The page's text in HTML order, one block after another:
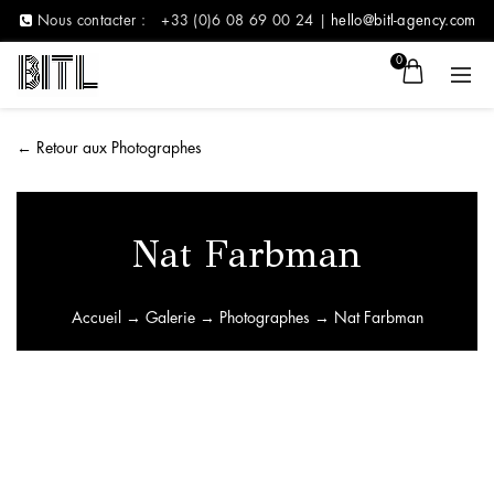
Nous contacter : +33 (0)6 08 69 00 24 | hello@bitl-agency.com
0
← Retour aux Photographes
Nat Farbman
Accueil → Galerie→ Photographes → Nat Farbman